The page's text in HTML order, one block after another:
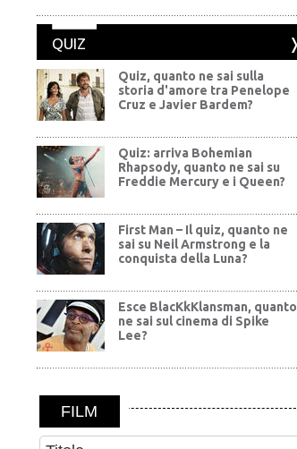
QUIZ
Quiz, quanto ne sai sulla
storia d'amore tra Penelope
Cruz e Javier Bardem?
Quiz: arriva Bohemian
Rhapsody, quanto ne sai su
Freddie Mercury e i Queen?
First Man – Il quiz, quanto ne
sai su Neil Armstrong e la
conquista della Luna?
Esce BlacKkKlansman, quanto
ne sai sul cinema di Spike
Lee?